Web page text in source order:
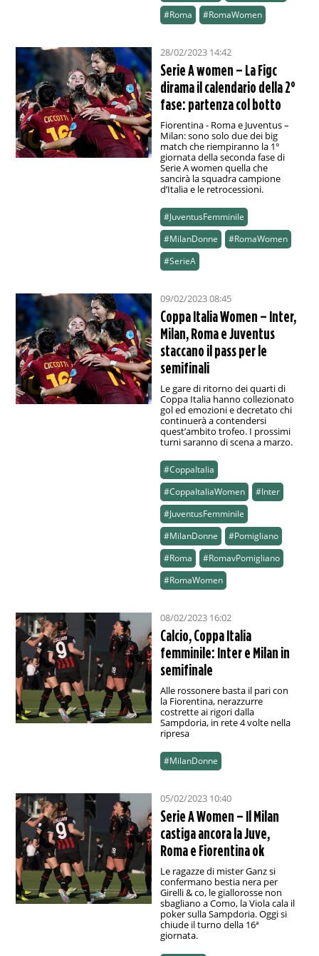
#Roma
#RomaWomen
28/02/2023 14:42
Serie A women – La Figc
dirama il calendario della 2°
fase: partenza col botto
Fiorentina - Roma e Juventus –
Milan: sono solo due dei big
match che riempiranno la 1°
giornata della seconda fase di
Serie A women quella che
sancirà la squadra campione
d’Italia e le retrocessioni.
#JuventusFemminile
#MilanDonne
#RomaWomen
#SerieA
09/02/2023 08:45
Coppa Italia Women – Inter,
Milan, Roma e Juventus
staccano il pass per le
semifinali
Le gare di ritorno dei quarti di
Coppa Italia hanno collezionato
gol ed emozioni e decretato chi
continuerà a contendersi
quest’ambito trofeo. I prossimi
turni saranno di scena a marzo.
#CoppaItalia
#CoppaItaliaWomen
#Inter
#JuventusFemminile
#MilanDonne
#Pomigliano
#Roma
#RomavPomigliano
#RomaWomen
08/02/2023 16:02
Calcio, Coppa Italia
femminile: Inter e Milan in
semifinale
Alle rossonere basta il pari con
la Fiorentina, nerazzurre
costrette ai rigori dalla
Sampdoria, in rete 4 volte nella
ripresa
#MilanDonne
05/02/2023 10:40
Serie A Women – Il Milan
castiga ancora la Juve,
Roma e Fiorentina ok
Le ragazze di mister Ganz si
confermano bestia nera per
Girelli & co, le giallorosse non
sbagliano a Como, la Viola cala il
poker sulla Sampdoria. Oggi si
chiude il turno della 16ª
giornata.